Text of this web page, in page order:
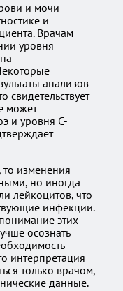
и мочи
и
Врачам
уровня
анализов
свидетельствует
может
и уровня С-
то изменения
но иногда
лейкоцитов, что
инфекции.
этих
осознать
интерпретация
только врачом,
данные.